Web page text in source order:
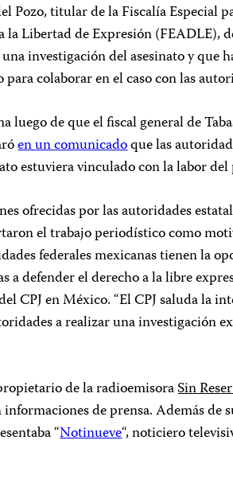
Pozo, titular de la Fiscalía Especial
Libertad de Expresión (FEADLE),
investigación del asesinato y que
para colaborar en el caso con las
luego de que el fiscal general de
en un comunicadoque las
estuviera vinculado con la labor
ofrecidas por las autoridades
el trabajo periodístico como
federales mexicanas tienen la
a defender el derecho a la libre
CPJ en México. “El CPJ saluda la
a realizar una investigación
de la radioemisoraSin
de prensa. Además de
“Notinueve“, noticiero